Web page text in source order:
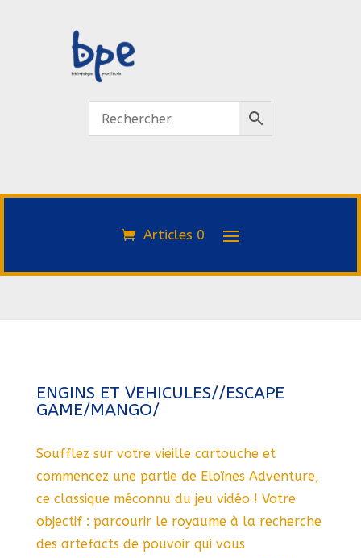
Articles 0
ENGINS ET VEHICULES//ESCAPE
GAME/MANGO/
Soufflez sur votre vieille cartouche et
commencez une partie de Eloïnes Adventure,
ce classique méconnu du jeu vidéo ! Votre
objectif : parcourir le royaume à la recherche
des artefacts de pouvoir qui vous